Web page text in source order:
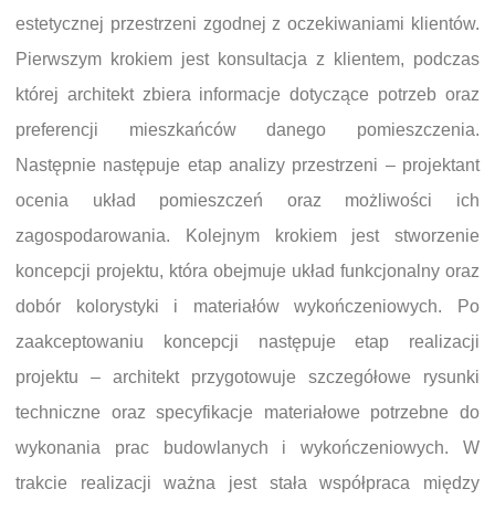
estetycznej przestrzeni zgodnej z oczekiwaniami klientów.
Pierwszym krokiem jest konsultacja z klientem, podczas
której architekt zbiera informacje dotyczące potrzeb oraz
preferencji mieszkańców danego pomieszczenia.
Następnie następuje etap analizy przestrzeni – projektant
ocenia układ pomieszczeń oraz możliwości ich
zagospodarowania. Kolejnym krokiem jest stworzenie
koncepcji projektu, która obejmuje układ funkcjonalny oraz
dobór kolorystyki i materiałów wykończeniowych. Po
zaakceptowaniu koncepcji następuje etap realizacji
projektu – architekt przygotowuje szczegółowe rysunki
techniczne oraz specyfikacje materiałowe potrzebne do
wykonania prac budowlanych i wykończeniowych. W
trakcie realizacji ważna jest stała współpraca między